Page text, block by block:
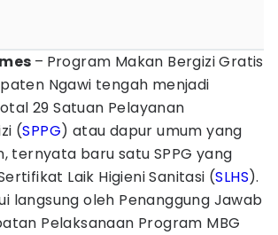
– Program Makan Bergizi Gratis
Ngawi tengah menjadi
29 Satuan Pelayanan
(SPPG) atau dapur umum yang
ternyata baru satu SPPG yang
Laik Higieni Sanitasi (SLHS).
langsung oleh Penanggung Jawab
Pelaksanaan Program MBG